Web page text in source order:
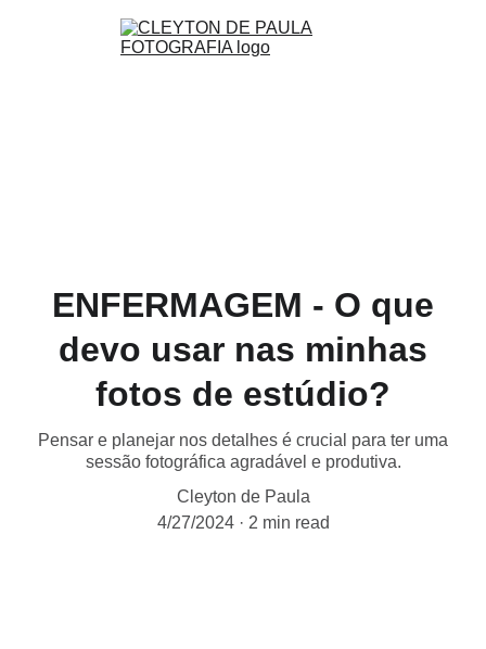
ENFERMAGEM - O que
devo usar nas minhas
fotos de estúdio?
Pensar e planejar nos detalhes é crucial para ter uma
sessão fotográfica agradável e produtiva.
Cleyton de Paula
4/27/2024
2 min read